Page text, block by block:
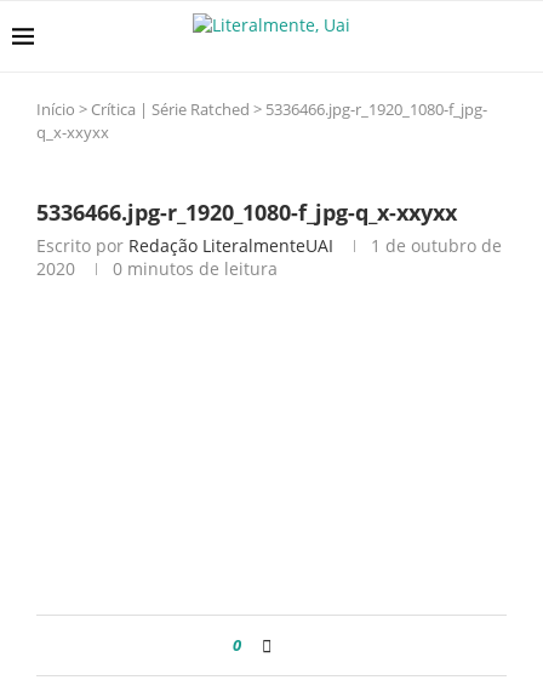
Início > Crítica | Série Ratched > 5336466.jpg-r_1920_1080-f_jpg-
q_x-xxyxx
5336466.jpg-r_1920_1080-f_jpg-q_x-xxyxx
Escrito por Redação LiteralmenteUAI
1 de outubro de
2020
0 minutos de leitura
0